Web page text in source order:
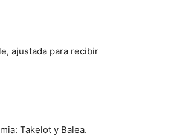
ajustada para recibir
Takelot y Balea.